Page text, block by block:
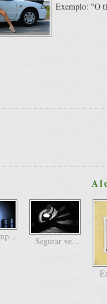
Exemplo: "O
Segurar ve...